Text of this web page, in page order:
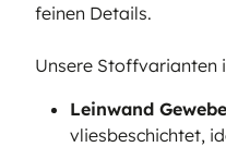
feinen Details.
Unsere Stoffvarianten
Leinwand
vliesbeschichtet,